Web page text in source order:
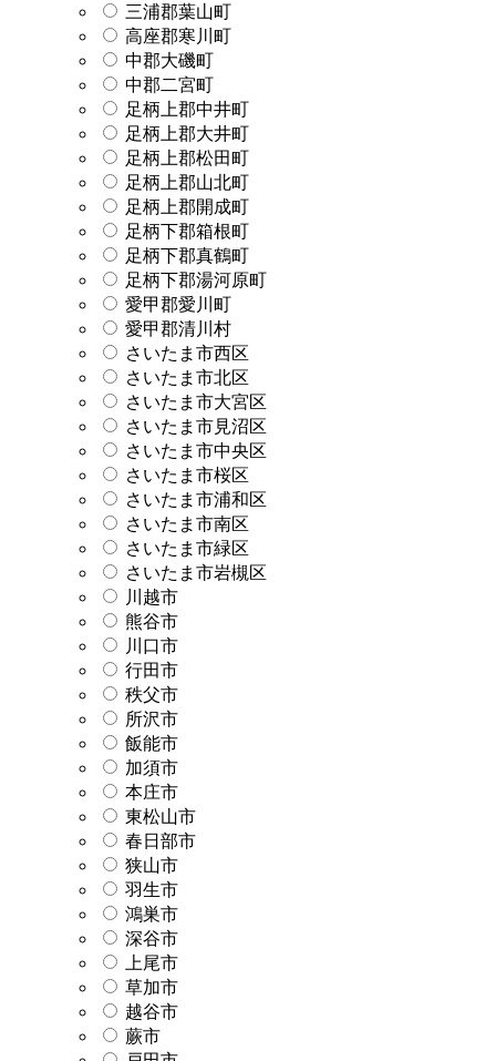
三浦郡葉山町
高座郡寒川町
中郡大磯町
中郡二宮町
足柄上郡中井町
足柄上郡大井町
足柄上郡松田町
足柄上郡山北町
足柄上郡開成町
足柄下郡箱根町
足柄下郡真鶴町
足柄下郡湯河原町
愛甲郡愛川町
愛甲郡清川村
さいたま市西区
さいたま市北区
さいたま市大宮区
さいたま市見沼区
さいたま市中央区
さいたま市桜区
さいたま市浦和区
さいたま市南区
さいたま市緑区
さいたま市岩槻区
川越市
熊谷市
川口市
行田市
秩父市
所沢市
飯能市
加須市
本庄市
東松山市
春日部市
狭山市
羽生市
鴻巣市
深谷市
上尾市
草加市
越谷市
蕨市